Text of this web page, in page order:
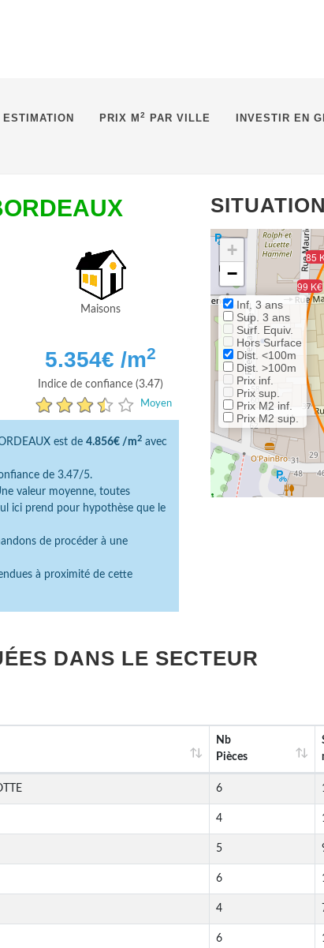
ESTIMATION PRIX M 2 PAR VILLE INVESTIR EN
Maisons
5.354€ /m2
Indice de confiance (3.47)
Moyen
est de 4.856€ /m2 avec
de 3.47/5.
valeur moyenne, toutes
ici prend pour hypothèse que le
de procéder à une
à proximité de cette
85
99 K€
+
−
Inf. 3 ans
Sup. 3 ans
Surf. Equiv.
Hors Surface
Dist. <100m
Dist. >100m
Prix inf.
Prix sup.
Prix M2 inf.
Prix M2 sup.
DANS LE SECTEUR
Nb
Pièces
6
4
5
6
4
6